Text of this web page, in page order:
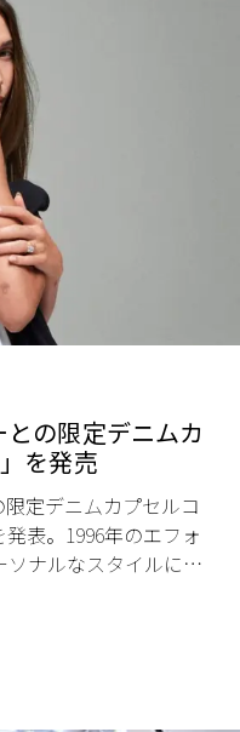
の限定デニムカ
を発売
定デニムカプセルコ
表。1996年のエフォ
ナルなスタイルに着